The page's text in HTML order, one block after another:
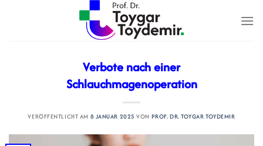
Verbote nach einer
Schlauchmagenoperation
VERÖFFENTLICHT AM 8 JANUAR 2025 VON PROF. DR. TOYGAR TOYDEMIR